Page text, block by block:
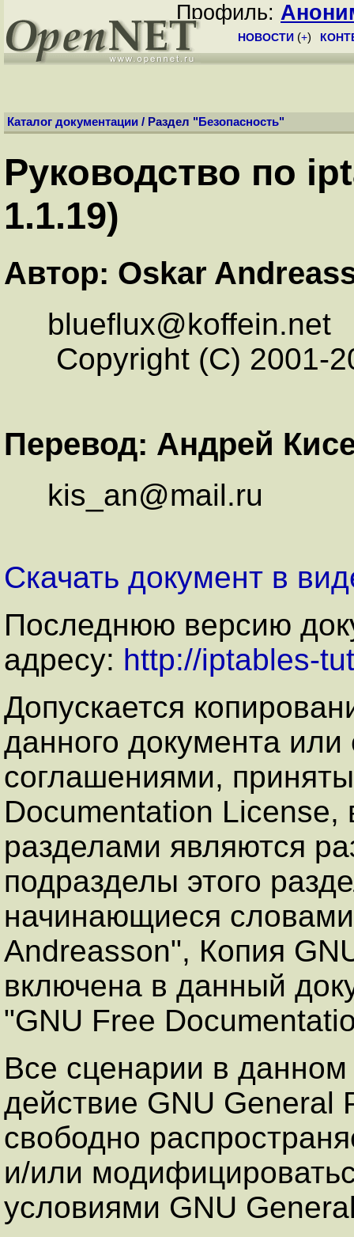
Профиль:
НОВОСТИ (+)
Каталог документации / Раздел " Безопасность"
Руководство по
1.1.19)
Автор: Oskar
blueflux@koffein.net
Copyright (C) 2001-
Перевод: Андрей
kis_an@mail.ru
Скачать документ в
Последнюю версию
адресу: http://iptables-
Допускается
данного документа или
соглашениями,
Documentation
разделами являются
подразделы этого
начинающиеся
Andreasson", Копия
включена в данный
"GNU Free
Все сценарии в
действие GNU
свободно
и/или
условиями GNU